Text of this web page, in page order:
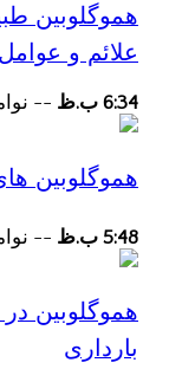
هموگلوبین
علائم و
6:34 ب.ظ -- نوامبر
هموگلوبین
5:48 ب.ظ -- نوامبر
هموگلوبین
بارداری